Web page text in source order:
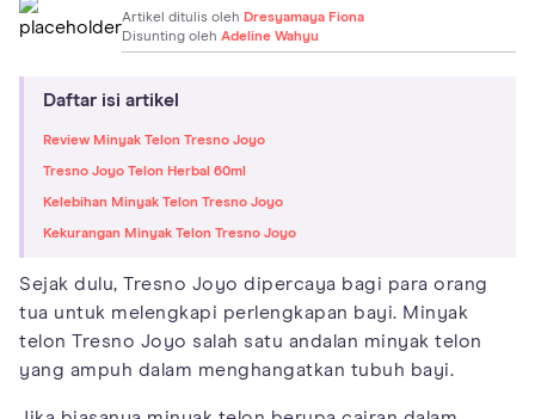
Artikel ditulis oleh Dresyamaya Fiona
Disunting oleh Adeline Wahyu
Daftar isi artikel
Review Minyak Telon Tresno Joyo
Tresno Joyo Telon Herbal 60ml
Kelebihan Minyak Telon Tresno Joyo
Kekurangan Minyak Telon Tresno Joyo
Sejak dulu, Tresno Joyo dipercaya bagi para orang
tua untuk melengkapi perlengkapan bayi. Minyak
telon Tresno Joyo salah satu andalan minyak telon
yang ampuh dalam menghangatkan tubuh bayi.